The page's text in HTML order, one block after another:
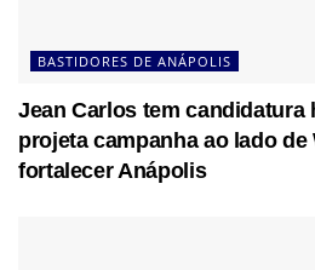
BASTIDORES DE ANÁPOLIS
Jean Carlos tem candidatura
projeta campanha ao lado
fortalecer Anápolis